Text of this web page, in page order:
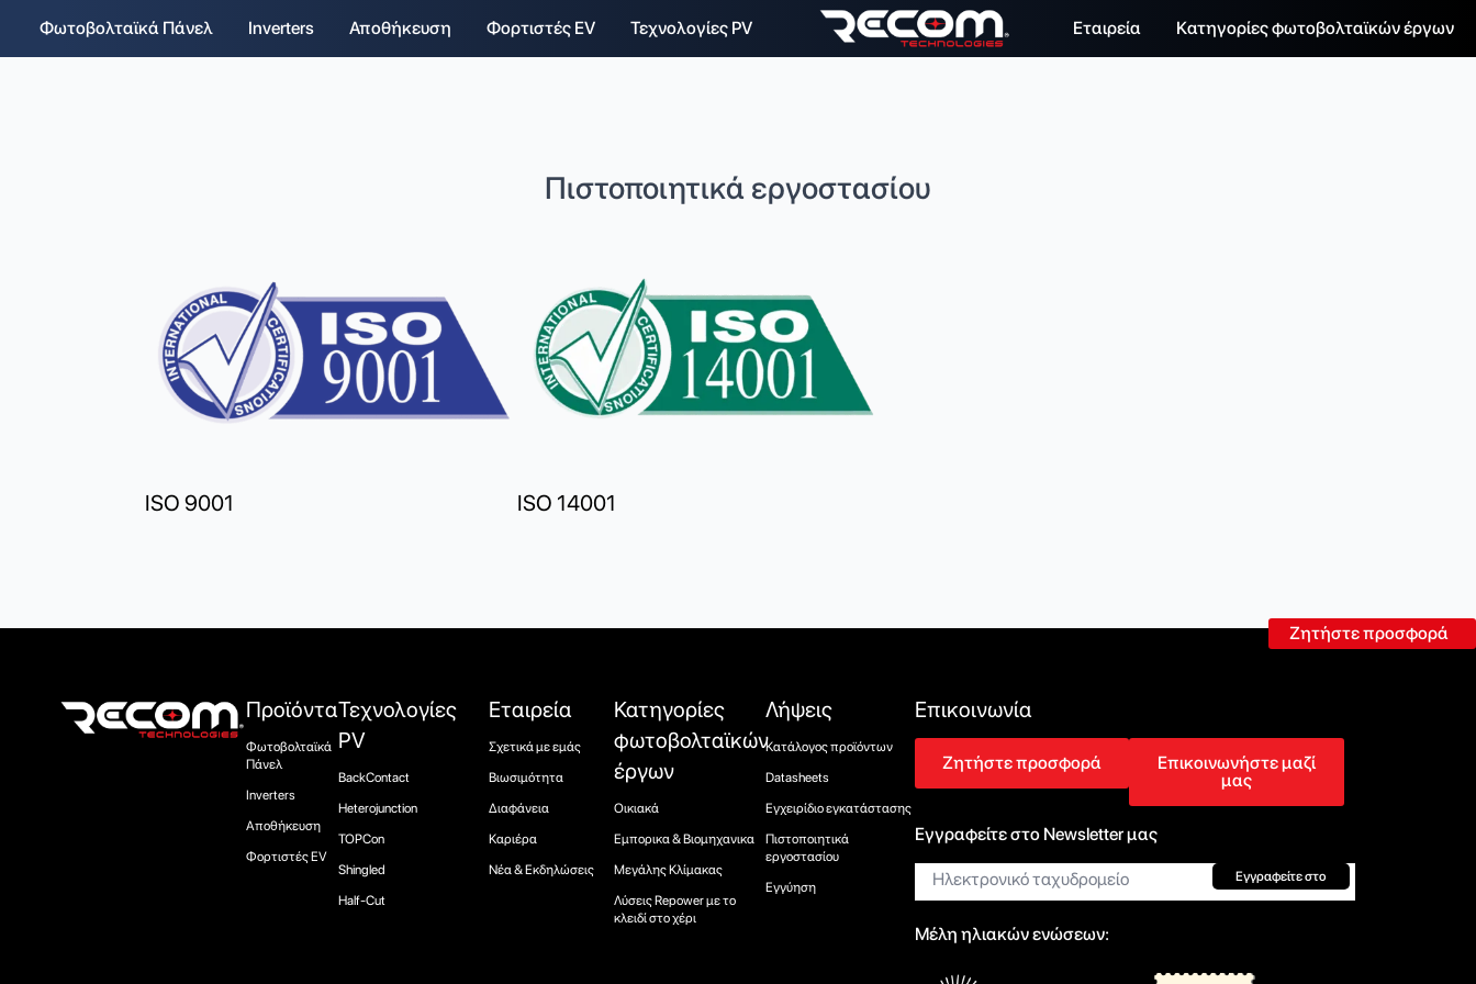
Ζητήστε προσφορά
Φωτοβολταϊκά Πάνελ Inverters Αποθήκευση Φορτιστές EV Τεχνολογίες PV Εταιρεία Κατηγορίες φωτοβολταϊκών έργων
Πιστοποιητικά εργοστασίου
ISO 9001 ISO 14001
Προϊόντα
Φωτοβολταϊκά
Πάνελ
Inverters
Αποθήκευση
Φορτιστές EV
Τεχνολογίες
PV
BackContact
Heterojunction
TOPCon
Shingled
Half-Cut
Εταιρεία
Σχετικά με εμάς
Βιωσιμότητα
Διαφάνεια
Καριέρα
Νέα & Εκδηλώσεις
Κατηγορίες
φωτοβολταϊκών
έργων
Οικιακά
Εμπορικα & Βιομηχανικα
Μεγάλης Κλίμακας
Λύσεις Repower με το
κλειδί στο χέρι
Λήψεις
Κατάλογος προϊόντων
Datasheets
Εγχειρίδιο εγκατάστασης
Πιστοποιητικά
εργοστασίου
Εγγύηση
Επικοινωνία
Ζητήστε προσφορά
Επικοινωνήστε μαζί
μας
Εγγραφείτε στο Newsletter μας
Ηλεκτρονικό
ταχυδρομείο*
Εγγραφείτε στο
Μέλη ηλιακών ενώσεων: